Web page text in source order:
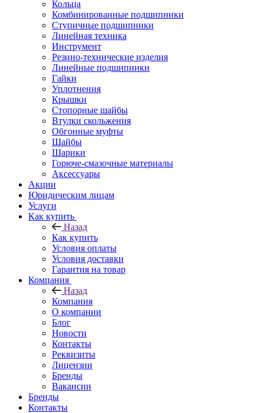
Кольца
Комбинированные подшипники
Ступичные подшипники
Линейная техника
Инструмент
Резино-технические изделия
Линейные подшипники
Гайки
Уплотнения
Крышки
Стопорные шайбы
Втулки скольжения
Обгонные муфты
Шайбы
Шарики
Горюче-смазочные материалы
Аксессуары
Акции
Юридическим лицам
Услуги
Как купить
Назад
Как купить
Условия оплаты
Условия доставки
Гарантия на товар
Компания
Назад
Компания
О компании
Блог
Новости
Контакты
Реквизиты
Лицензии
Бренды
Вакансии
Бренды
Контакты